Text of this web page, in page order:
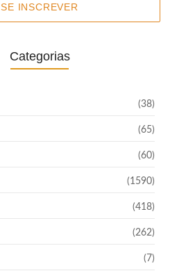
SE INSCREVER
Categorias
(38)
(65)
(60)
(1590)
(418)
(262)
(7)